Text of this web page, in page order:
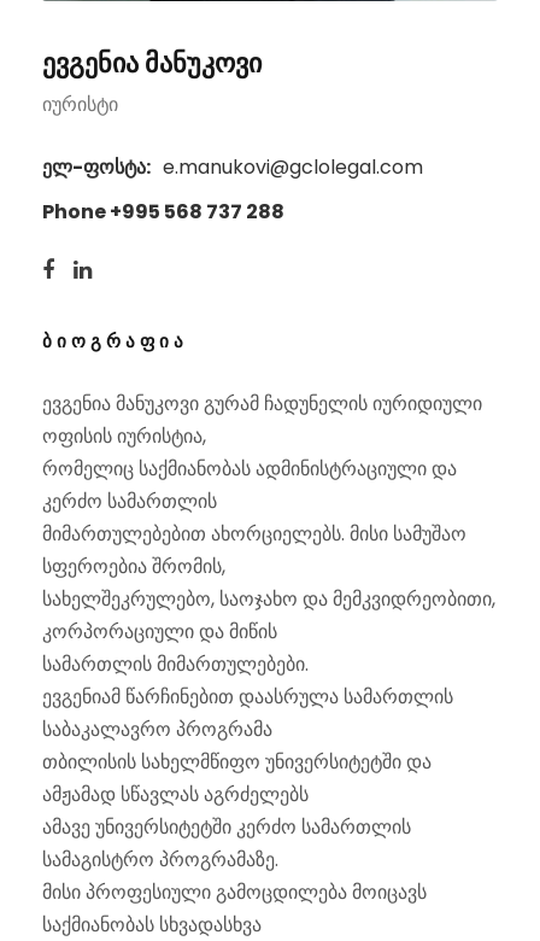
ევგენია მანუკოვი
იურისტი
ელ-ფოსტა: e.manukovi@gclolegal.com
Phone +995 568 737 288
ᲑᲘᲝᲒᲠᲐᲤᲘᲐ
ევგენია მანუკოვი გურამ ჩადუნელის იურიდიული
ოფისის იურისტია,
რომელიც საქმიანობას ადმინისტრაციული და
კერძო სამართლის
მიმართულებებით ახორციელებს. მისი სამუშაო
სფეროებია შრომის,
სახელშეკრულებო, საოჯახო და მემკვიდრეობითი,
კორპორაციული და მიწის
სამართლის მიმართულებები.
ევგენიამ წარჩინებით დაასრულა სამართლის
საბაკალავრო პროგრამა
თბილისის სახელმწიფო უნივერსიტეტში და
ამჟამად სწავლას აგრძელებს
ამავე უნივერსიტეტში კერძო სამართლის
სამაგისტრო პროგრამაზე.
მისი პროფესიული გამოცდილება მოიცავს
საქმიანობას სხვადასხვა